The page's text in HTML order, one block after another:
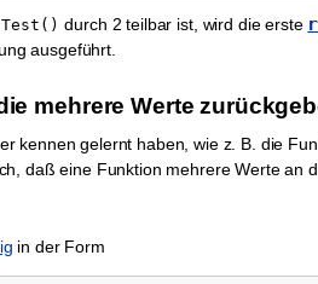
Test() durch 2 teilbar ist, wird die erste
ausgeführt.
mehrere Werte
kennen gelernt haben, wie z. B. die
daß eine Funktion mehrere Werte an
in der Form